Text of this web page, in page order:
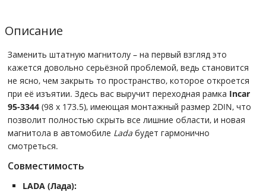
Описание
Заменить штатную магнитолу – на первый взгляд это
кажется довольно серьёзной проблемой, ведь становится
не ясно, чем закрыть то пространство, которое откроется
при её изъятии. Здесь вас выручит переходная рамка Incar
95-3344 (98 x 173.5), имеющая монтажный размер 2DIN, что
позволит полностью скрыть все лишние области, и новая
магнитола в автомобиле Lada будет гармонично
смотреться.
Совместимость
LADA (Лада):